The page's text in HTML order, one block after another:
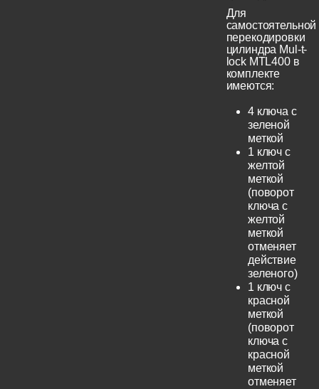
Для
самостоятельной
перекодировки
цилиндра Mul-t-
lock MTL400 в
комплекте
имеются:
4 ключа с
зеленой
меткой
1 ключ с
желтой
меткой
(поворот
ключа с
желтой
меткой
отменяет
действие
зеленого)
1 ключ с
красной
меткой
(поворот
ключа с
красной
меткой
отменяет